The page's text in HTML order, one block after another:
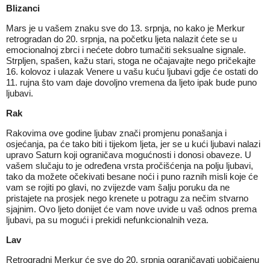
Blizanci
Mars je u vašem znaku sve do 13. srpnja, no kako je Merkur
retrogradan do 20. srpnja, na početku ljeta nalazit ćete se u
emocionalnoj zbrci i nećete dobro tumačiti seksualne signale.
Strpljen, spašen, kažu stari, stoga ne očajavajte nego pričekajte
16. kolovoz i ulazak Venere u vašu kuću ljubavi gdje će ostati do
11. rujna što vam daje dovoljno vremena da ljeto ipak bude puno
ljubavi.
Rak
Rakovima ove godine ljubav znači promjenu ponašanja i
osjećanja, pa će tako biti i tijekom ljeta, jer se u kući ljubavi nalazi
upravo Saturn koji ograničava mogućnosti i donosi obaveze. U
vašem slučaju to je određena vrsta pročišćenja na polju ljubavi,
tako da možete očekivati besane noći i puno raznih misli koje će
vam se rojiti po glavi, no zvijezde vam šalju poruku da ne
pristajete na prosjek nego krenete u potragu za nečim stvarno
sjajnim. Ovo ljeto donijet će vam nove uvide u vaš odnos prema
ljubavi, pa su mogući i prekidi nefunkcionalnih veza.
Lav
Retrogradni Merkur će sve do 20. srpnja ograničavati uobičajenu